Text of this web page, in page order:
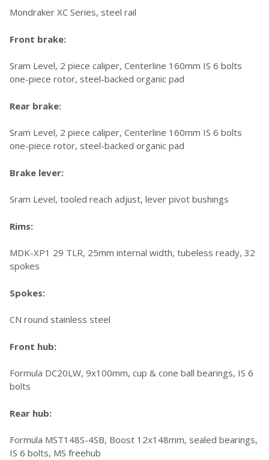
Mondraker XC Series, steel rail
Front brake:
Sram Level, 2 piece caliper, Centerline 160mm IS 6 bolts
one-piece rotor, steel-backed organic pad
Rear brake:
Sram Level, 2 piece caliper, Centerline 160mm IS 6 bolts
one-piece rotor, steel-backed organic pad
Brake lever:
Sram Level, tooled reach adjust, lever pivot bushings
Rims:
MDK-XP1 29 TLR, 25mm internal width, tubeless ready, 32
spokes
Spokes:
CN round stainless steel
Front hub:
Formula DC20LW, 9x100mm, cup & cone ball bearings, IS 6
bolts
Rear hub:
Formula MST148S-4SB, Boost 12x148mm, sealed bearings,
IS 6 bolts, MS freehub